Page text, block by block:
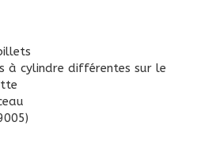
à cylindre différentes sur le